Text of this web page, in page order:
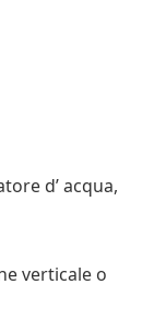
d’ acqua,
verticale o